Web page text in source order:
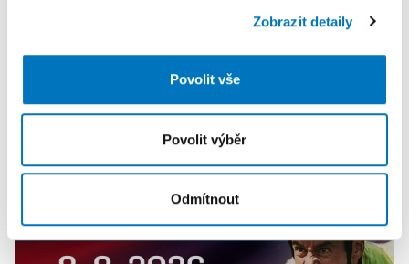
sdílíme se svými partnery pro sociální média, inzerci a
získali v důsledku toho, že používáte jejich služby.
Zobrazit detaily
Povolit vše
Povolit výběr
Odmítnout